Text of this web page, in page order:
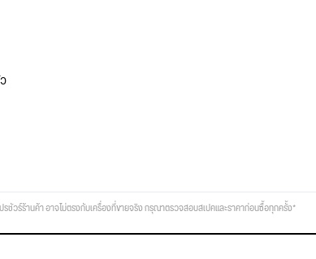
ชัวร์ร้านค้า อาจไม่ตรงกับเครื่องที่ขายจริง กรุณาตรวจสอบสเปคและราคาก่อนซื้อทุกครั้ง*